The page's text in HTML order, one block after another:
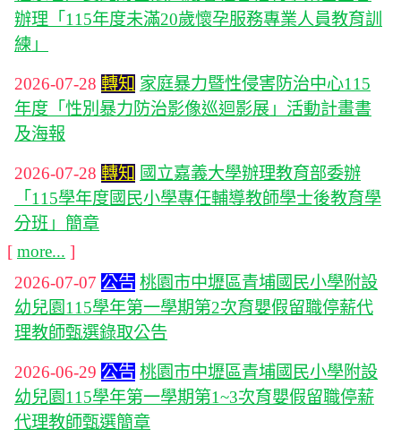
辦理「115年度未滿20歲懷孕服務專業人員教育訓
練」
2026-07-28 轉知 家庭暴力暨性侵害防治中心115
年度「性別暴力防治影像巡迴影展」活動計畫書
及海報
2026-07-28 轉知 國立嘉義大學辦理教育部委辦
「115學年度國民小學專任輔導教師學士後教育學
分班」簡章
[ more... ]
2026-07-07 公告 桃園市中壢區青埔國民小學附設
幼兒園115學年第一學期第2次育嬰假留職停薪代
理教師甄選錄取公告
2026-06-29 公告 桃園市中壢區青埔國民小學附設
幼兒園115學年第一學期第1~3次育嬰假留職停薪
代理教師甄選簡章